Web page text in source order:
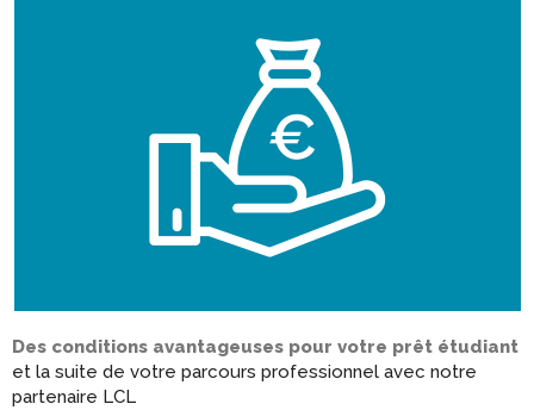
Des conditions avantageuses pour votre prêt étudiant
et la suite de votre parcours professionnel avec notre
partenaire LCL